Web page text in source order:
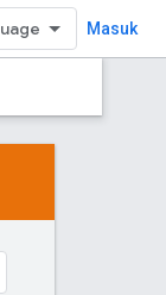
Masuk